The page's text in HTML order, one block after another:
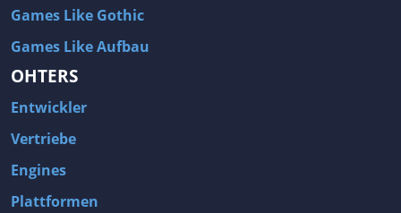
Games Like Gothic
Games Like Aufbau
OHTERS
Entwickler
Vertriebe
Engines
Plattformen